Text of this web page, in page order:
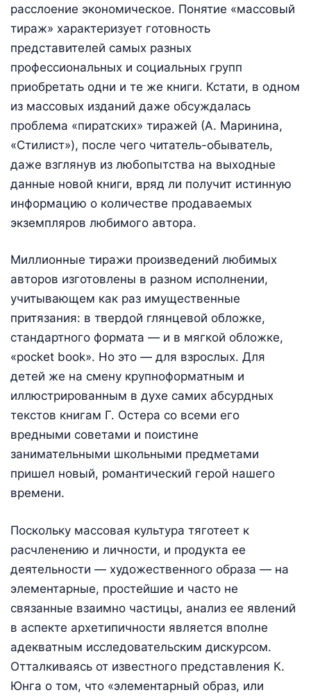
расслоение экономическое. Понятие «массовый
тираж» характеризует готовность
представителей самых разных
профессиональных и социальных групп
приобретать одни и те же книги. Кстати, в одном
из массовых изданий даже обсуждалась
проблема «пиратских» тиражей (А. Маринина,
«Стилист»), после чего читатель-обыватель,
даже взглянув из любопытства на выходные
данные новой книги, вряд ли получит истинную
информацию о количестве продаваемых
экземпляров любимого автора.
Миллионные тиражи произведений любимых
авторов изготовлены в разном исполнении,
учитывающем как раз имущественные
притязания: в твердой глянцевой обложке,
стандартного формата — и в мягкой обложке,
«pocket book». Но это — для взрослых. Для
детей же на смену крупноформатным и
иллюстрированным в духе самих абсурдных
текстов книгам Г. Остера со всеми его
вредными советами и поистине
занимательными школьными предметами
пришел новый, романтический герой нашего
времени.
Поскольку массовая культура тяготеет к
расчленению и личности, и продукта ее
деятельности — художественного образа — на
элементарные, простейшие и часто не
связанные взаимно частицы, анализ ее явлений
в аспекте архетипичности является вполне
адекватным исследовательским дискурсом.
Отталкиваясь от известного представления К.
Юнга о том, что «элементарный образ, или